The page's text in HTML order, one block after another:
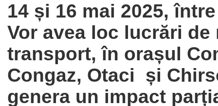
14 și 16 mai 2025,
Vor avea loc lucrări
transport, în orașul
Congaz, Otaci și
genera un impact